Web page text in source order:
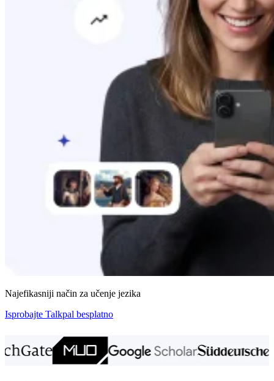
Najefikasniji način za učenje jezika
Isprobajte Talkpal besplatno